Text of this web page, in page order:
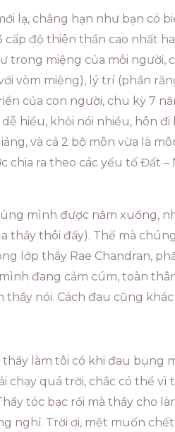
lạ, chẳng hạn như bạn có
cấp độ thiên thần cao nhất
trong miệng của mỗi
vòm miệng), lý trí (phần
của con người, chu kỳ 7
dễ hiểu, khỏi nói nhiều, hôn
và cả 2 bộ môn vừa là
chia ra theo các yếu tố Đất
mình được nằm xuống,
thầy thôi đấy). Thế mà
lớp thầy Rae Chandran,
đang cảm cúm, toàn
nói. Cách đau cũng
thầy làm tôi có khi đau
chạy quá trời, chắc có thể
tóc bạc rồi mà thầy cho
nghỉ. Trời ơi, mệt muốn